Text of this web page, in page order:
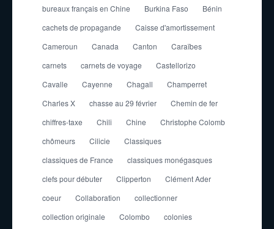
bureaux français en Chine
Burkina Faso
Bénin
cachets de propagande
Caisse d'amortissement
Cameroun
Canada Canton
Caraïbes
carnets
carnets de voyage
Castellorizo
Cavalle
Cayenne Chagall
Champerret
Charles X
chasse au 29 février
Chemin de fer
chiffres-taxe
Chili Chine
Christophe Colomb
chômeurs
Cilicie
Classiques
classiques de France
classiques monégasques
clefs pour débuter
Clipperton
Clément Ader
coeur
Collaboration
collectionner
collection originale
Colombo
colonies